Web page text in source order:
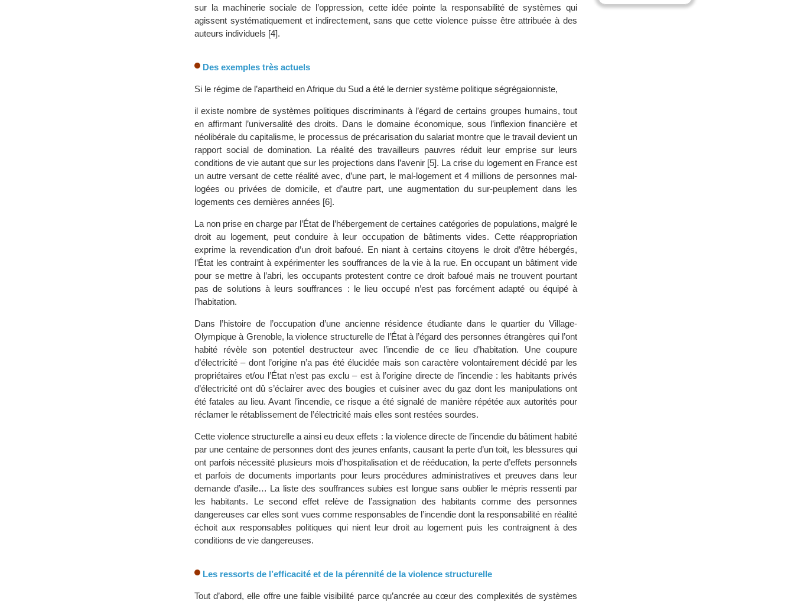
sur la machinerie sociale de l’oppression, cette idée pointe la responsabilité de systèmes qui
agissent systématiquement et indirectement, sans que cette violence puisse être attribuée à des
auteurs individuels [4].
Des exemples très actuels
Si le régime de l’apartheid en Afrique du Sud a été le dernier système politique ségrégaionniste,
il existe nombre de systèmes politiques discriminants à l’égard de certains groupes humains, tout
en affirmant l’universalité des droits. Dans le domaine économique, sous l’inflexion financière et
néolibérale du capitalisme, le processus de précarisation du salariat montre que le travail devient un
rapport social de domination. La réalité des travailleurs pauvres réduit leur emprise sur leurs
conditions de vie autant que sur les projections dans l’avenir [5]. La crise du logement en France est
un autre versant de cette réalité avec, d’une part, le mal-logement et 4 millions de personnes mal-
logées ou privées de domicile, et d’autre part, une augmentation du sur-peuplement dans les
logements ces dernières années [6].
La non prise en charge par l’État de l’hébergement de certaines catégories de populations, malgré le
droit au logement, peut conduire à leur occupation de bâtiments vides. Cette réappropriation
exprime la revendication d’un droit bafoué. En niant à certains citoyens le droit d’être hébergés,
l’État les contraint à expérimenter les souffrances de la vie à la rue. En occupant un bâtiment vide
pour se mettre à l’abri, les occupants protestent contre ce droit bafoué mais ne trouvent pourtant
pas de solutions à leurs souffrances : le lieu occupé n’est pas forcément adapté ou équipé à
l’habitation.
Dans l’histoire de l’occupation d’une ancienne résidence étudiante dans le quartier du Village-
Olympique à Grenoble, la violence structurelle de l’État à l’égard des personnes étrangères qui l’ont
habité révèle son potentiel destructeur avec l’incendie de ce lieu d’habitation. Une coupure
d’électricité – dont l’origine n’a pas été élucidée mais son caractère volontairement décidé par les
propriétaires et/ou l’État n’est pas exclu – est à l’origine directe de l’incendie : les habitants privés
d’électricité ont dû s’éclairer avec des bougies et cuisiner avec du gaz dont les manipulations ont
été fatales au lieu. Avant l’incendie, ce risque a été signalé de manière répétée aux autorités pour
réclamer le rétablissement de l’électricité mais elles sont restées sourdes.
Cette violence structurelle a ainsi eu deux effets : la violence directe de l’incendie du bâtiment habité
par une centaine de personnes dont des jeunes enfants, causant la perte d’un toit, les blessures qui
ont parfois nécessité plusieurs mois d’hospitalisation et de rééducation, la perte d’effets personnels
et parfois de documents importants pour leurs procédures administratives et preuves dans leur
demande d’asile… La liste des souffrances subies est longue sans oublier le mépris ressenti par
les habitants. Le second effet relève de l’assignation des habitants comme des personnes
dangereuses car elles sont vues comme responsables de l’incendie dont la responsabilité en réalité
échoit aux responsables politiques qui nient leur droit au logement puis les contraignent à des
conditions de vie dangereuses.
Les ressorts de l’efficacité et de la pérennité de la violence structurelle
Tout d’abord, elle offre une faible visibilité parce qu’ancrée au cœur des complexités de systèmes